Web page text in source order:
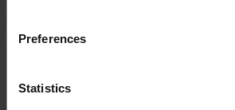
Preferences
Statistics